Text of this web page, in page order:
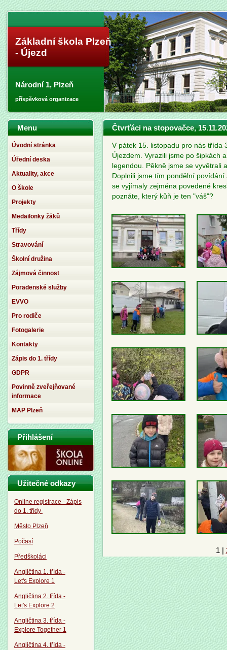
Základní škola Plzeň
- Újezd
Národní 1, Plzeň
příspěvková organizace
Čtvrťáci na stopovačce,
V pátek 15. listopadu pro nás třída
Újezdem. Vyrazili jsme po šipkách
legendou. Pěkně jsme se vyvětrali
Doplnili jsme tím pondělní
se vyjímaly zejména povedené
poznáte, který kůň je ten "váš"?
1 |
Menu
Úvodní stránka
Úřední deska
Aktuality, akce
O škole
Projekty
Medailonky žáků
Třídy
Stravování
Školní družina
Zájmová činnost
Poradenské služby
EVVO
Pro rodiče
Fotogalerie
Kontakty
Zápis do 1. třídy
GDPR
Povinně zveřejňované
informace
MAP Plzeň
Přihlášení
Užitečné odkazy
Online registrace - Zápis
do 1. třídy
Město Plzeň
Počasí
Předškoláci
Angličtina 1. třída -
Let's Explore 1
Angličtina 2. třída -
Let's Explore 2
Angličtina 3. třída -
Explore Together 1
Angličtina 4. třída -